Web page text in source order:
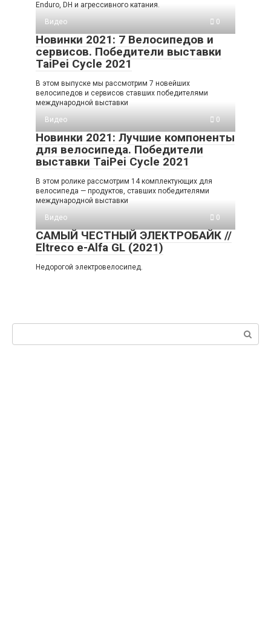
Enduro, DH и агрессивного катания.
Видео
0
Новинки 2021: 7 Велосипедов и
сервисов. Победители выставки
TaiPei Cycle 2021
В этом выпуске мы рассмотрим 7 новейших
велосипедов и сервисов ставших победителями
международной выставки
Видео
0
Новинки 2021: Лучшие компоненты
для велосипеда. Победители
выставки TaiPei Cycle 2021
В этом ролике рассмотрим 14 комплектующих для
велосипеда — продуктов, ставших победителями
международной выставки
Видео
0
САМЫЙ ЧЕСТНЫЙ ЭЛЕКТРОБАЙК //
Eltreco e-Alfa GL (2021)
Недорогой электровелосипед.